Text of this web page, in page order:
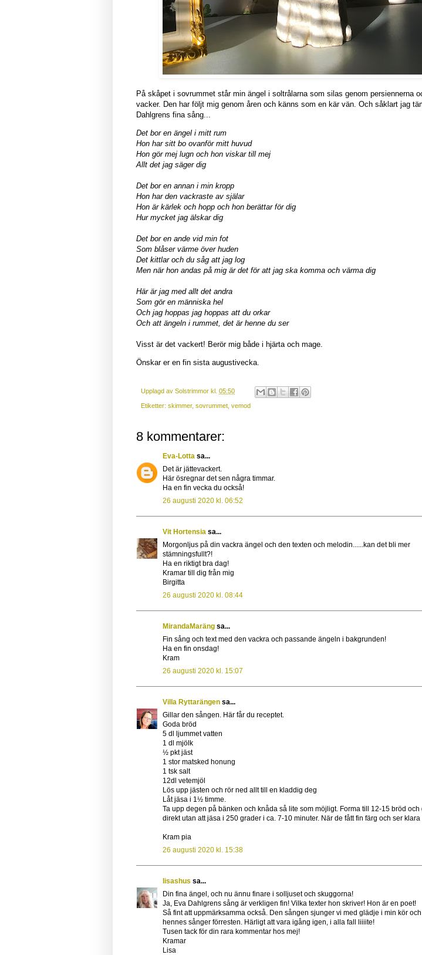
På skåpet i sovrummet står min ängel i soltrålarna som silas genom persiennerna
vacker. Den har följt mig genom åren och känns som en kär vän. Och såklart jag
Dahlgrens fina sång...
Det bor en ängel i mitt rum
Hon har sitt bo ovanför mitt huvud
Hon gör mej lugn och hon viskar till mej
Allt det jag säger dig
Det bor en annan i min kropp
Hon har den vackraste av själar
Hon är kärlek och hopp och hon berättar för dig
Hur mycket jag älskar dig
Det bor en ande vid min fot
Som blåser värme över huden
Det kittlar och du såg att jag log
Men när hon andas på mig är det för att jag ska komma och värma dig
Här är jag med allt det andra
Som gör en människa hel
Och jag hoppas jag hoppas att du orkar
Och att ängeln i rummet, det är henne du ser
Visst är det vackert! Berör mig både i hjärta och mage.
Önskar er en fin sista augustivecka.
Upplagd av Solstrimmor kl. 05:50
Etiketter: skimmer, sovrummet vemod
8 kommentarer:
Eva-Lotta sa...
Det är jättevackert.
Här ösregnar det sen några timmar.
Ha en fin vecka du också!
26 augusti 2020 kl. 06:52
Vit Hortensia sa...
Morgonljus på din vackra ängel och den texten och melodin......kan det bli mer
stämningsfullt?!
Ha en riktigt bra dag!
Kramar till dig från mig
Birgitta
26 augusti 2020 kl. 08:44
MirandaMaräng sa...
Fin sång och text med den vackra och passande ängeln i bakgrunden!
Ha en fin onsdag!
Kram
26 augusti 2020 kl. 15:07
Villa Ryttarängen sa...
Gillar den sången. Här får du receptet.
Goda bröd
5 dl ljummet vatten
1 dl mjölk
½ pkt jäst
1 stor matsked honung
1 tsk salt
12dl vetemjöl
Lös upp jästen och rör ned allt till en kladdig deg
Låt jäsa i 1½ timme.
Ta upp degen på bänken och knåda så lite som möjligt. Forma till 12-15 bröd och
direkt utan att jäsa i 250 grader i ca. 7-10 minuter. När de fått fin färg och ser klara
Kram pia
26 augusti 2020 kl. 15:38
lisashus sa...
Din fina ängel, och nu ännu finare i solljuset och skuggorna!
Ja, Eva Dahlgrens sång är verkligen fin! Vilka texter hon skriver! Hon är en poet!
Så fint att uppmärksamma också. Den sången sjunger vi med glädje i min kör
hennes sånger förresten. Härligt att vara igång igen, i alla fall liiiite!
Tusen tack för din rara kommentar hos mej!
Kramar
Lisa